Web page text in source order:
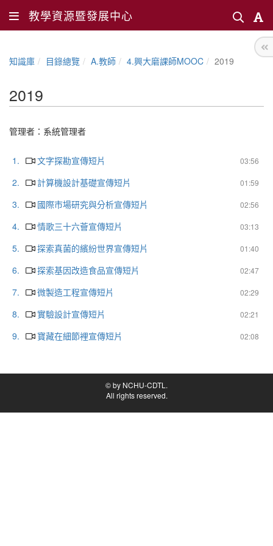
教學資源暨發展中心
知識庫 目錄總覽 A.教師 4.興大磨課師MOOC 2019
2019
管理者： 系統管理者
1. 03:56
文字探勘宣傳短片
2.
01:59
計算機設計基礎宣傳短片
3.
02:56
國際市場研究與分析宣傳短片
4.
03:13
情歌三十六薈宣傳短片
5.
01:40
探索真菌的繽紛世界宣傳短片
6.
02:47
探索基因改造食品宣傳短片
7.
02:29
微製造工程宣傳短片
8.
02:21
實驗設計宣傳短片
9.
02:08
寶藏在細節裡宣傳短片
© by NCHU-CDTL.
All rights reserved.